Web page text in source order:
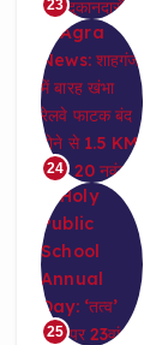
23
24
25